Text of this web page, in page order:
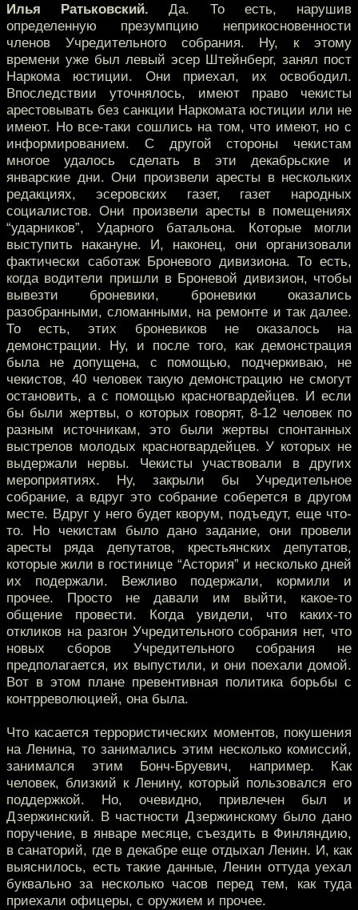
Илья Ратьковский. Да. То есть, нарушив
определенную презумпцию неприкосновенности
членов Учредительного собрания. Ну, к этому
времени уже был левый эсер Штейнберг, занял пост
Наркома юстиции. Они приехал, их освободил.
Впоследствии уточнялось, имеют право чекисты
арестовывать без санкции Наркомата юстиции или не
имеют. Но все-таки сошлись на том, что имеют, но с
информированием. С другой стороны чекистам
многое удалось сделать в эти декабрьские и
январские дни. Они произвели аресты в нескольких
редакциях, эсеровских газет, газет народных
социалистов. Они произвели аресты в помещениях
“ударников”, Ударного батальона. Которые могли
выступить накануне. И, наконец, они организовали
фактически саботаж Броневого дивизиона. То есть,
когда водители пришли в Броневой дивизион, чтобы
вывезти броневики, броневики оказались
разобранными, сломанными, на ремонте и так далее.
То есть, этих броневиков не оказалось на
демонстрации. Ну, и после того, как демонстрация
была не допущена, с помощью, подчеркиваю, не
чекистов, 40 человек такую демонстрацию не смогут
остановить, а с помощью красногвардейцев. И если
бы были жертвы, о которых говорят, 8-12 человек по
разным источникам, это были жертвы спонтанных
выстрелов молодых красногвардейцев. У которых не
выдержали нервы. Чекисты участвовали в других
мероприятиях. Ну, закрыли бы Учредительное
собрание, а вдруг это собрание соберется в другом
месте. Вдруг у него будет кворум, подъедут, еще что-
то. Но чекистам было дано задание, они провели
аресты ряда депутатов, крестьянских депутатов,
которые жили в гостинице “Астория” и несколько дней
их подержали. Вежливо подержали, кормили и
прочее. Просто не давали им выйти, какое-то
общение провести. Когда увидели, что каких-то
откликов на разгон Учредительного собрания нет, что
новых сборов Учредительного собрания не
предполагается, их выпустили, и они поехали домой.
Вот в этом плане превентивная политика борьбы с
контрреволюцией, она была.
Что касается террористических моментов, покушения
на Ленина, то занимались этим несколько комиссий,
занимался этим Бонч-Бруевич, например. Как
человек, близкий к Ленину, который пользовался его
поддержкой. Но, очевидно, привлечен был и
Дзержинский. В частности Дзержинскому было дано
поручение, в январе месяце, съездить в Финляндию,
в санаторий, где в декабре еще отдыхал Ленин. И, как
выяснилось, есть такие данные, Ленин оттуда уехал
буквально за несколько часов перед тем, как туда
приехали офицеры, с оружием и прочее.